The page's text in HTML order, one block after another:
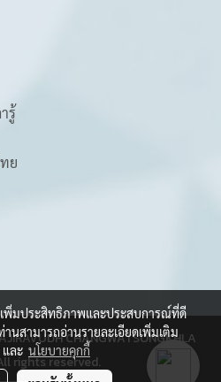
รู้
ย
CHANGWATSONGKHLA
rights reserved.
เพิ่มประสิทธิภาพและประสบการณ์ที่ดี
านสามารถอ่านรายละเอียดเพิ่มเติม
และ นโยบายคุกกี้